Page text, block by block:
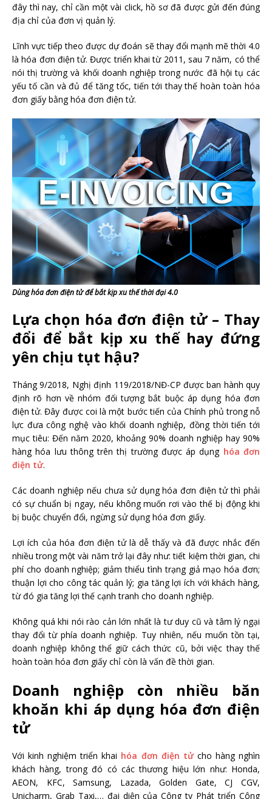
đây thì nay, chỉ cần một vài click, hồ sơ đã được gửi đến đúng
địa chỉ của đơn vị quản lý.
Lĩnh vực tiếp theo được dự đoán sẽ thay đổi mạnh mẽ thời 4.0
là hóa đơn điện tử. Được triển khai từ 2011, sau 7 năm, có thể
nói thị trường và khối doanh nghiệp trong nước đã hội tụ các
yếu tố cần và đủ để tăng tốc, tiến tới thay thế hoàn toàn hóa
đơn giấy bằng hóa đơn điện tử.
Dùng hóa đơn điện tử để bắt kịp xu thế thời đại 4.0
Lựa chọn hóa đơn điện tử – Thay
đổi để bắt kịp xu thế hay đứng
yên chịu tụt hậu?
Tháng 9/2018, Nghị định 119/2018/NĐ-CP được ban hành quy
định rõ hơn về nhóm đối tượng bắt buộc áp dụng hóa đơn
điện tử. Đây được coi là một bước tiến của Chính phủ trong nỗ
lực đưa công nghệ vào khối doanh nghiệp, đồng thời tiến tới
mục tiêu: Đến năm 2020, khoảng 90% doanh nghiệp hay 90%
hàng hóa lưu thông trên thị trường được áp dụng hóa đơn
điện tử.
Các doanh nghiệp nếu chưa sử dụng hóa đơn điện tử thì phải
có sự chuẩn bị ngay, nếu không muốn rơi vào thế bị động khi
bị buộc chuyển đổi, ngừng sử dụng hóa đơn giấy.
Lợi ích của hóa đơn điện tử là dễ thấy và đã được nhắc đến
nhiều trong một vài năm trở lại đây như: tiết kiệm thời gian, chi
phí cho doanh nghiệp; giảm thiểu tình trạng giả mạo hóa đơn;
thuận lợi cho công tác quản lý; gia tăng lợi ích với khách hàng,
từ đó gia tăng lợi thế cạnh tranh cho doanh nghiệp.
Không quá khi nói rào cản lớn nhất là tư duy cũ và tâm lý ngại
thay đổi từ phía doanh nghiệp. Tuy nhiên, nếu muốn tồn tại,
doanh nghiệp không thể giữ cách thức cũ, bởi việc thay thế
hoàn toàn hóa đơn giấy chỉ còn là vấn đề thời gian.
Doanh nghiệp còn nhiều băn
khoăn khi áp dụng hóa đơn điện
tử
Với kinh nghiệm triển khai hóa đơn điện tửcho hàng nghìn
khách hàng, trong đó có các thương hiệu lớn như: Honda,
AEON, KFC, Samsung, Lazada, Golden Gate, CJ CGV,
Unicharm, Grab Taxi,… đại diện của Công ty Phát triển Công